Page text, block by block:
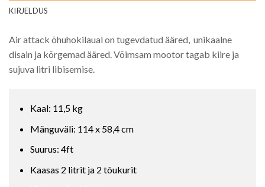
KIRJELDUS
Air attack õhuhokilaual on tugevdatud ääred, unikaalne
disain ja kõrgemad ääred. Võimsam mootor tagab kiire ja
sujuva litri libisemise.
Kaal: 11,5 kg
Mänguväli: 114 x 58,4 cm
Suurus: 4ft
Kaasas 2 litrit ja 2 tõukurit